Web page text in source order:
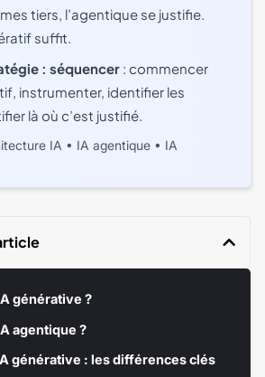
tiers, l’agentique se justifie.
suffit.
: séquencer : commencer
instrumenter, identifier les
là où c’est justifié.
IA • IA agentique • IA
générative ?
agentique ?
générative : les différences clés